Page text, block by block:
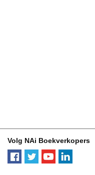
Volg NAi Boekverkopers